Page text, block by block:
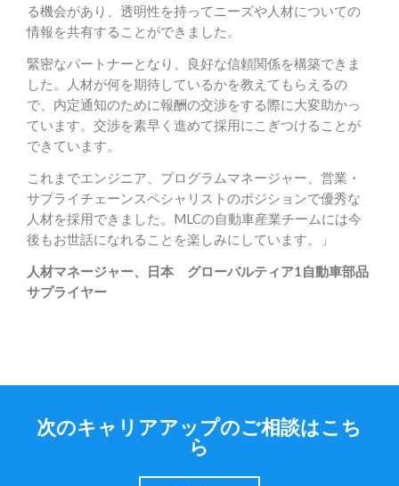
る機会があり、透明性を持ってニーズや人材についての
情報を共有することができました。
緊密なパートナーとなり、良好な信頼関係を構築できま
した。人材が何を期待しているかを教えてもらえるの
で、内定通知のために報酬の交渉をする際に大変助かっ
ています。交渉を素早く進めて採用にこぎつけることが
できています。
これまでエンジニア、プログラムマネージャー、営業・
サプライチェーンスペシャリストのポジションで優秀な
人材を採用できました。MLCの自動車産業チームには今
後もお世話になれることを楽しみにしています。」
人材マネージャー、日本 グローバルティア1自動車部品
サプライヤー
次のキャリアアップのご相談はこち
ら